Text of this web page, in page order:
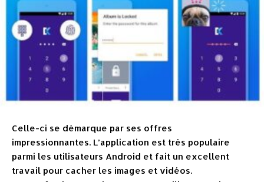
Celle-ci se démarque par ses offres
impressionnantes. L’application est très populaire
parmi les utilisateurs Android et fait un excellent
travail pour cacher les images et vidéos.